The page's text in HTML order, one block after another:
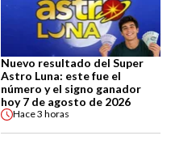
Nuevo resultado del Super
Astro Luna: este fue el
número y el signo ganador
hoy 7 de agosto de 2026
Hace3 horas